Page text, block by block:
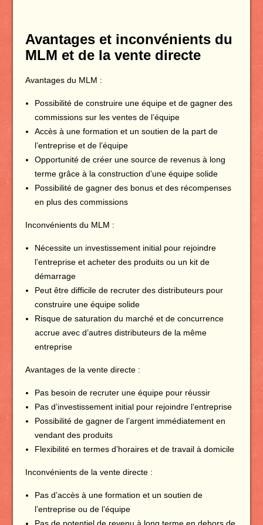
Avantages et inconvénients du
MLM et de la vente directe
Avantages du MLM :
Possibilité de construire une équipe et de gagner des
commissions sur les ventes de l’équipe
Accès à une formation et un soutien de la part de
l’entreprise et de l’équipe
Opportunité de créer une source de revenus à long
terme grâce à la construction d’une équipe solide
Possibilité de gagner des bonus et des récompenses
en plus des commissions
Inconvénients du MLM :
Nécessite un investissement initial pour rejoindre
l’entreprise et acheter des produits ou un kit de
démarrage
Peut être difficile de recruter des distributeurs pour
construire une équipe solide
Risque de saturation du marché et de concurrence
accrue avec d’autres distributeurs de la même
entreprise
Avantages de la vente directe :
Pas besoin de recruter une équipe pour réussir
Pas d’investissement initial pour rejoindre l’entreprise
Possibilité de gagner de l’argent immédiatement en
vendant des produits
Flexibilité en termes d’horaires et de travail à domicile
Inconvénients de la vente directe :
Pas d’accès à une formation et un soutien de
l’entreprise ou de l’équipe